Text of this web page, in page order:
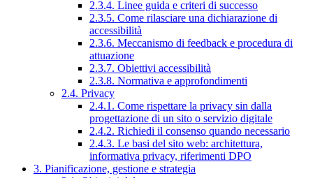
2.3.4. Linee guida e criteri di successo
2.3.5. Come rilasciare una dichiarazione di
accessibilità
2.3.6. Meccanismo di feedback e procedura di
attuazione
2.3.7. Obiettivi accessibilità
2.3.8. Normativa e approfondimenti
2.4. Privacy
2.4.1. Come rispettare la privacy sin dalla
progettazione di un sito o servizio digitale
2.4.2. Richiedi il consenso quando necessario
2.4.3. Le basi del sito web: architettura,
informativa privacy, riferimenti DPO
3. Pianificazione, gestione e strategia